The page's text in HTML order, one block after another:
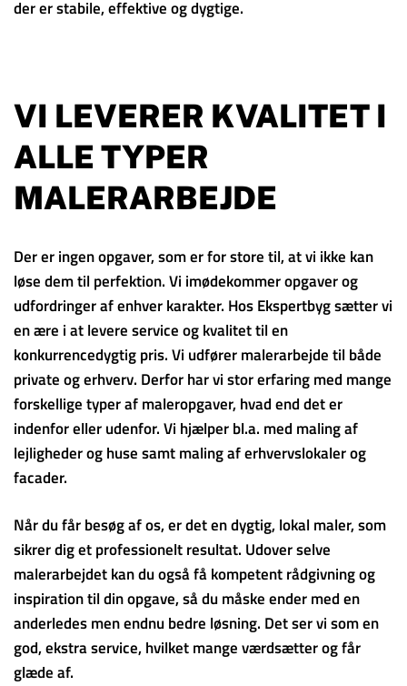
der er stabile, effektive og dygtige.
VI LEVERER KVALITET I
ALLE TYPER
MALERARBEJDE
Der er ingen opgaver, som er for store til, at vi ikke kan
løse dem til perfektion. Vi imødekommer opgaver og
udfordringer af enhver karakter. Hos Ekspertbyg sætter vi
en ære i at levere service og kvalitet til en
konkurrencedygtig pris. Vi udfører malerarbejde til både
private og erhverv. Derfor har vi stor erfaring med mange
forskellige typer af maleropgaver, hvad end det er
indenfor eller udenfor. Vi hjælper bl.a. med maling af
lejligheder og huse samt maling af erhvervslokaler og
facader.
Når du får besøg af os, er det en dygtig, lokal maler, som
sikrer dig et professionelt resultat. Udover selve
malerarbejdet kan du også få kompetent rådgivning og
inspiration til din opgave, så du måske ender med en
anderledes men endnu bedre løsning. Det ser vi som en
god, ekstra service, hvilket mange værdsætter og får
glæde af.